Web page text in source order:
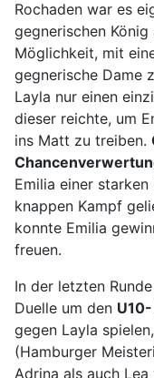
Rochaden war es
gegnerischen
Möglichkeit, mit
gegnerische Dame
Layla nur einen
dieser reichte, um
ins Matt zu treiben.
Emilia einer starken
knappen Kampf
konnte Emilia
freuen.
In der letzten
Duelle um den
gegen Layla
(Hamburger
Adrina als auch